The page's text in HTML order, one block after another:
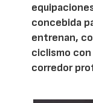
concebida
entrenan,
ciclismo con
corredor